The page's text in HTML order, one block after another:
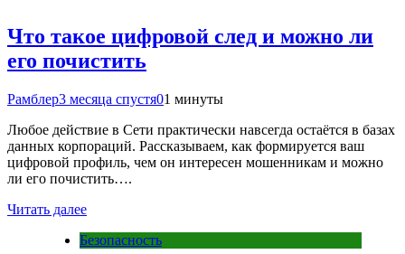
Что такое цифровой след и можно ли
его почистить
Рамблер3 месяца спустя01 минуты
Любое действие в Сети практически навсегда остаётся в базах
данных корпораций. Рассказываем, как формируется ваш
цифровой профиль, чем он интересен мошенникам и можно
ли его почистить….
Читать далее
Безопасность